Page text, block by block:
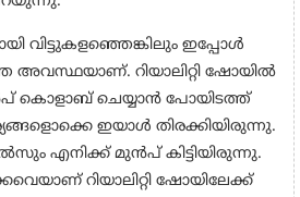
വിട്ടുകളഞ്ഞെങ്കിലും ഇപ്പോൾ
അവസ്ഥയാണ്. റിയാലിറ്റി ഷോയിൽ
കൊളാബ് ചെയ്യാൻ പോയിടത്ത്
ഇയാൾ തിരക്കിയിരുന്നു.
എനിക്ക് മുൻപ് കിട്ടിയിരുന്നു.
റിയാലിറ്റി ഷോയിലേക്ക്